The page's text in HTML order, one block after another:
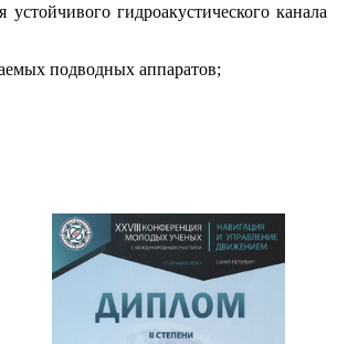
гидроакустического канала
подводных аппаратов;